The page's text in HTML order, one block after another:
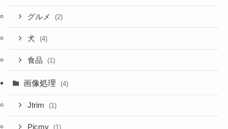
グルメ (2)
犬 (4)
食品 (1)
画像処理 (4)
Jtrim (1)
Picmv (1)